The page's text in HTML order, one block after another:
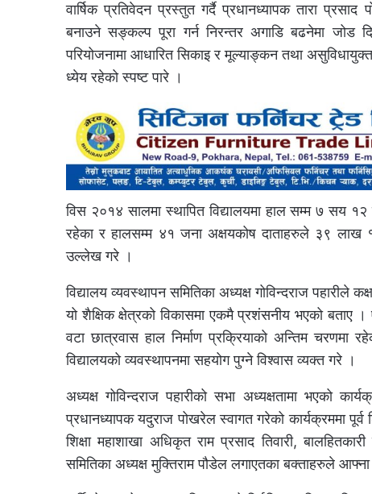
वार्षिक प्रतिवेदन प्रस्तुत गर्दै प्रधानध्यापक तारा
बनाउने सङ्कल्प पूरा गर्न निरन्तर अगाडि बढनेमा जोड
परियोजनामा आधारित सिकाइ र मूल्याङ्कन तथा असुविधायुक्त
ध्येय रहेको स्पष्ट पारे ।
विस २०१४ सालमा स्थापित विद्यालयमा हाल सम्म ७ सय १२
रहेका र हालसम्म ४१ जना अक्षयकोष दाताहरुले ३९ लाख
उल्लेख गरे ।
विद्यालय व्यवस्थापन समितिका अध्यक्ष गोविन्दराज पहारीले
यो शैक्षिक क्षेत्रको विकासमा एकमै प्रशंसनीय भएको बताए ।
वटा छात्रवास हाल निर्माण प्रक्रियाको अन्तिम चरणमा
विद्यालयको व्यवस्थापनमा सहयोग पुग्ने विश्वास व्यक्त गरे ।
अध्यक्ष गोविन्दराज पहारीको सभा अध्यक्षतामा भएको
प्रधानध्यापक यदुराज पोखरेल स्वागत गरेको कार्यक्रममा पूर्व
शिक्षा महाशाखा अधिकृत राम प्रसाद तिवारी,
समितिका अध्यक्ष मुक्तिराम पौडेल लगाएतका बक्ताहरुले